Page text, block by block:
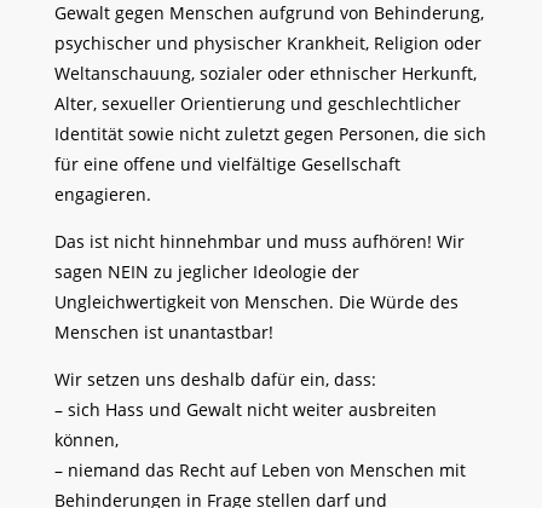
Gewalt gegen Menschen aufgrund von Behinderung,
psychischer und physischer Krankheit, Religion oder
Weltanschauung, sozialer oder ethnischer Herkunft,
Alter, sexueller Orientierung und geschlechtlicher
Identität sowie nicht zuletzt gegen Personen, die sich
für eine offene und vielfältige Gesellschaft
engagieren.
Das ist nicht hinnehmbar und muss aufhören! Wir
sagen NEIN zu jeglicher Ideologie der
Ungleichwertigkeit von Menschen. Die Würde des
Menschen ist unantastbar!
Wir setzen uns deshalb dafür ein, dass:
– sich Hass und Gewalt nicht weiter ausbreiten
können,
– niemand das Recht auf Leben von Menschen mit
Behinderungen in Frage stellen darf und